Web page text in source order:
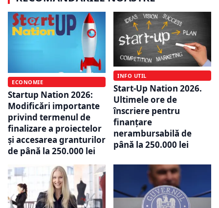
ECONOMIE
Startup Nation 2026:
Modificări importante
privind termenul de
finalizare a proiectelor
și accesarea granturilor
de până la 250.000 lei
INFO UTIL
Start-Up Nation 2026.
Ultimele ore de
înscriere pentru
finanțare
nerambursabilă de
până la 250.000 lei